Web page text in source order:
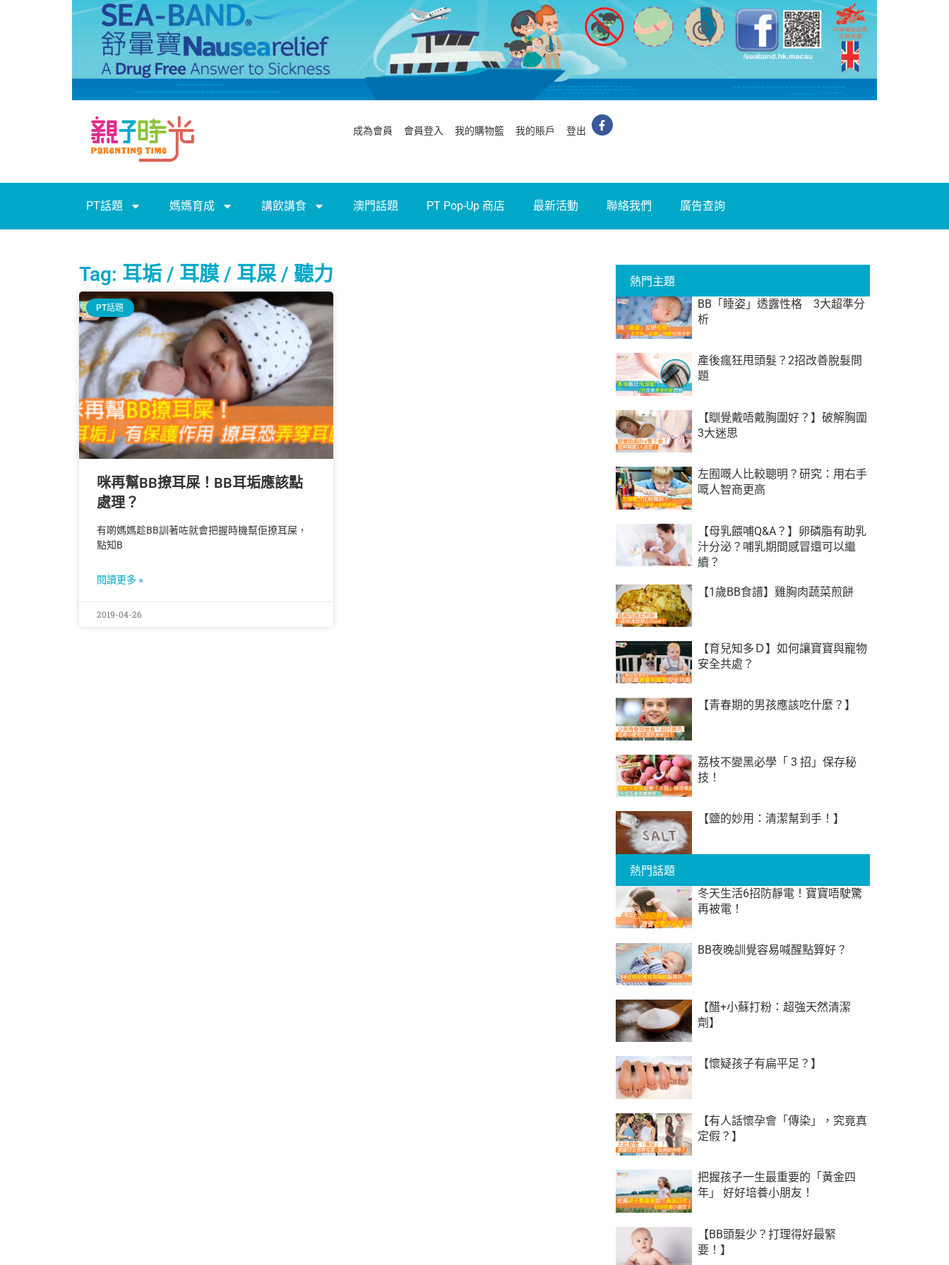
成為會員 會員登入 我的購物籃 我的賬戶 登出
PT話題 媽媽育成 講飲講食 澳門話題 PT Pop-Up 商店 最新活動 聯絡我們 廣告查詢
Tag: 耳垢 / 耳膜 / 耳屎 / 聽力
PT話題
咪再幫BB撩耳屎！BB耳垢應該點
處理？
有啲媽媽趁BB訓著咗就會把握時機幫佢撩耳屎，
點知B
閱讀更多 »
2019-04-26
熱門主題
BB「睡姿」透露性格 3大超準分
析
產後瘋狂甩頭髮？2招改善脫髮問
題
【瞓覺戴唔戴胸圍好？】破解胸圍
3大迷思
左囿嘅人比較聰明？研究：用右手
嘅人智商更高
【母乳餵哺Q&A？】卵磷脂有助乳
汁分泌？哺乳期間感冒還可以繼
續？
【1歲BB食譜】雞胸肉蔬菜煎餅
【育兒知多Ｄ】如何讓寶寶與寵物
安全共處？
【青春期的男孩應該吃什麼？】
荔枝不變黑必學「 3 招」保存秘
技！
【鹽的妙用：清潔幫到手！】
熱門話題
冬天生活6招防靜電！寶寶唔駛驚
再被電！
BB夜晚訓覺容易喊醒點算好？
【醋+小蘇打粉：超強天然清潔
劑】
【懷疑孩子有扁平足？】
【有人話懷孕會「傳染」，究竟真
定假？】
把握孩子一生最重要的「黃金四
年」 好好培養小朋友！
【BB頭髮少？打理得好最緊
要！】